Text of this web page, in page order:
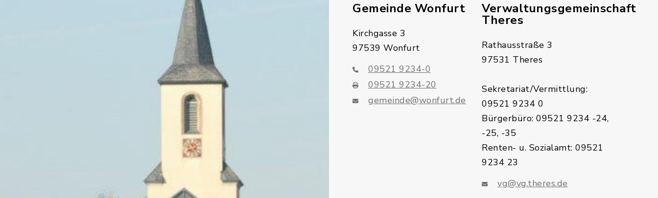
Gemeinde Wonfurt
Kirchgasse 3
97539 Wonfurt
09521 9234-0
09521 9234-20
gemeinde@wonfurt.de
Verwaltungsgemeinschaft
Theres
Rathausstraße 3
97531 Theres
Sekretariat/Vermittlung:
09521 9234 0
Bürgerbüro: 09521 9234 -24,
-25, -35
Renten- u. Sozialamt: 09521
9234 23
vg@vg.theres.de